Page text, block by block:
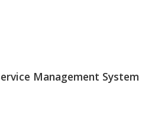
Management System